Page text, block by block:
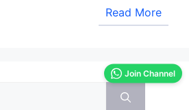
Read More
Join Channel